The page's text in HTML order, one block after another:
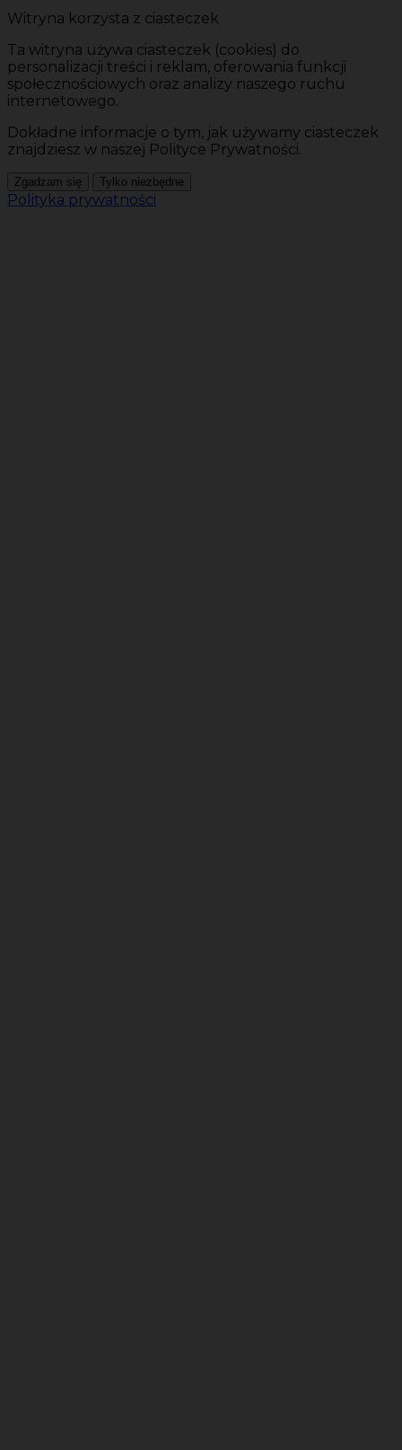
Witryna korzysta z ciasteczek
Ta witryna używa ciasteczek (cookies) do
personalizacji treści i reklam, oferowania funkcji
społecznościowych oraz analizy naszego ruchu
internetowego.
Dokładne informacje o tym, jak używamy ciasteczek
znajdziesz w naszej Polityce Prywatności.
Zgadzam się Tylko niezbędne
Polityka prywatności